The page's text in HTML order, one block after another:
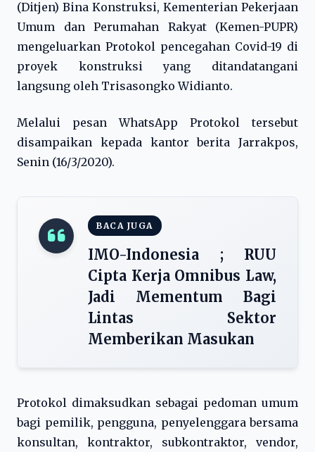
(Ditjen) Bina Konstruksi, Kementerian Pekerjaan
Umum dan Perumahan Rakyat (Kemen-PUPR)
mengeluarkan Protokol pencegahan Covid-19 di
proyek konstruksi yang ditandatangani
langsung oleh Trisasongko Widianto.
Melalui pesan WhatsApp Protokol tersebut
disampaikan kepada kantor berita Jarrakpos,
Senin (16/3/2020).
BACA JUGA
IMO-Indonesia ; RUU
Cipta Kerja Omnibus Law,
Jadi Mementum Bagi
Lintas Sektor
Memberikan Masukan
Protokol dimaksudkan sebagai pedoman umum
bagi pemilik, pengguna, penyelenggara bersama
konsultan, kontraktor, subkontraktor, vendor,